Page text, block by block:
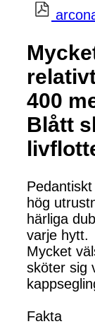
400
Blått
hög
härliga
varje hytt.
Mycket
sköter sig
Fakta